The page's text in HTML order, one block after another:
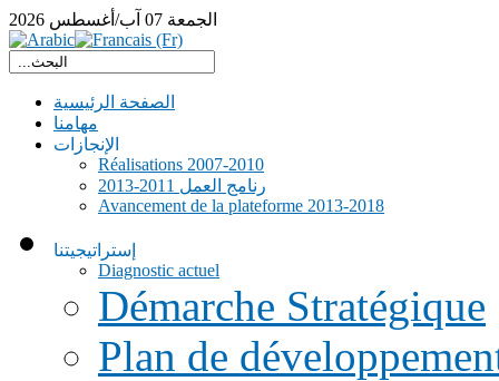
الجمعة 07 آب/أغسطس 2026
الصفحة الرئيسية
مهامنا
الإنجازات
Réalisations 2007-2010
رنامج العمل 2011-2013
Avancement de la plateforme 2013-2018
إستراتيجيتنا
Diagnostic actuel
Démarche Stratégique
Plan de